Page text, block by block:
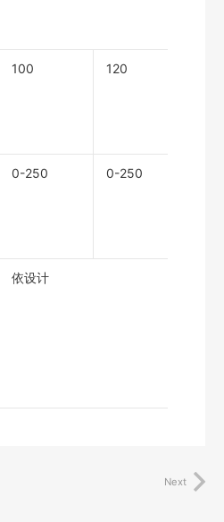
100 120
0-250 0-250
依设计
Next